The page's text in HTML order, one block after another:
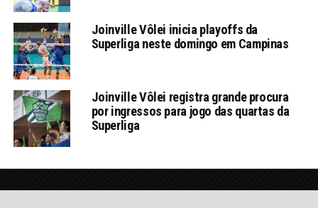
Joinville Vôlei inicia playoffs da
Superliga neste domingo em Campinas
Joinville Vôlei registra grande procura
por ingressos para jogo das quartas da
Superliga